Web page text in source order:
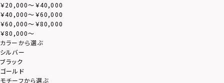
￥20,000～￥40,000
￥40,000～￥60,000
￥60,000～￥80,000
￥80,000～
カラーから選ぶ
シルバー
ブラック
ゴールド
モチーフから選ぶ